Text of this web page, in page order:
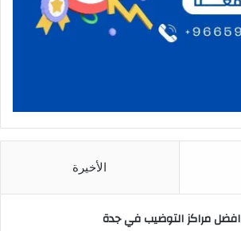
الأخيرة
افضل مراكز التوضيب في جدة